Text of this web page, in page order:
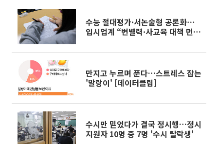
수능 절대평가·서논술형 공론화⋯
입시업계 “변별력·사교육 대책 먼
만지고 누르며 푼다…스트레스 잡는
'말랑이' [데이터클립]
수시만 믿었다가 결국 정시행…정시
지원자 10명 중 7명 '수시 탈락생'